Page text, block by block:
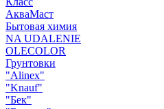
АкваМаст
Бытовая химия
NA UDALENIE
OLECOLOR
Грунтовки
"Alinex"
"Knauf"
"Бек"